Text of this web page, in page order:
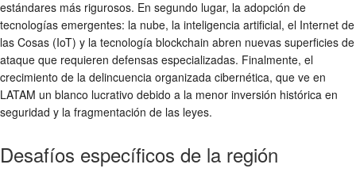
estándares más rigurosos. En segundo lugar, la adopción de
tecnologías emergentes: la nube, la inteligencia artificial, el Internet de
las Cosas (IoT) y la tecnología blockchain abren nuevas superficies de
ataque que requieren defensas especializadas. Finalmente, el
crecimiento de la delincuencia organizada cibernética, que ve en
LATAM un blanco lucrativo debido a la menor inversión histórica en
seguridad y la fragmentación de las leyes.
Desafíos específicos de la región